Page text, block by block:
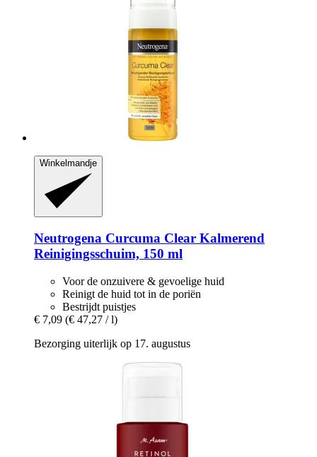
Winkelmandje
Neutrogena Curcuma Clear Kalmerend
Reinigingsschuim, 150 ml
Voor de onzuivere & gevoelige huid
Reinigt de huid tot in de poriën
Bestrijdt puistjes
€ 7,09 (€ 47,27 / l)
Bezorging uiterlijk op 17. augustus